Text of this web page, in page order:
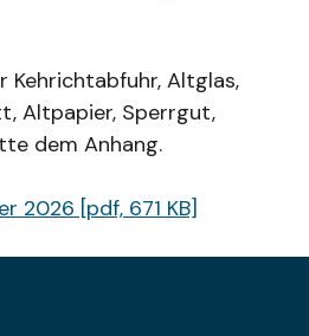
Kehrichtabfuhr, Altglas,
Altpapier, Sperrgut,
dem Anhang.
2026 [pdf, 671 KB]